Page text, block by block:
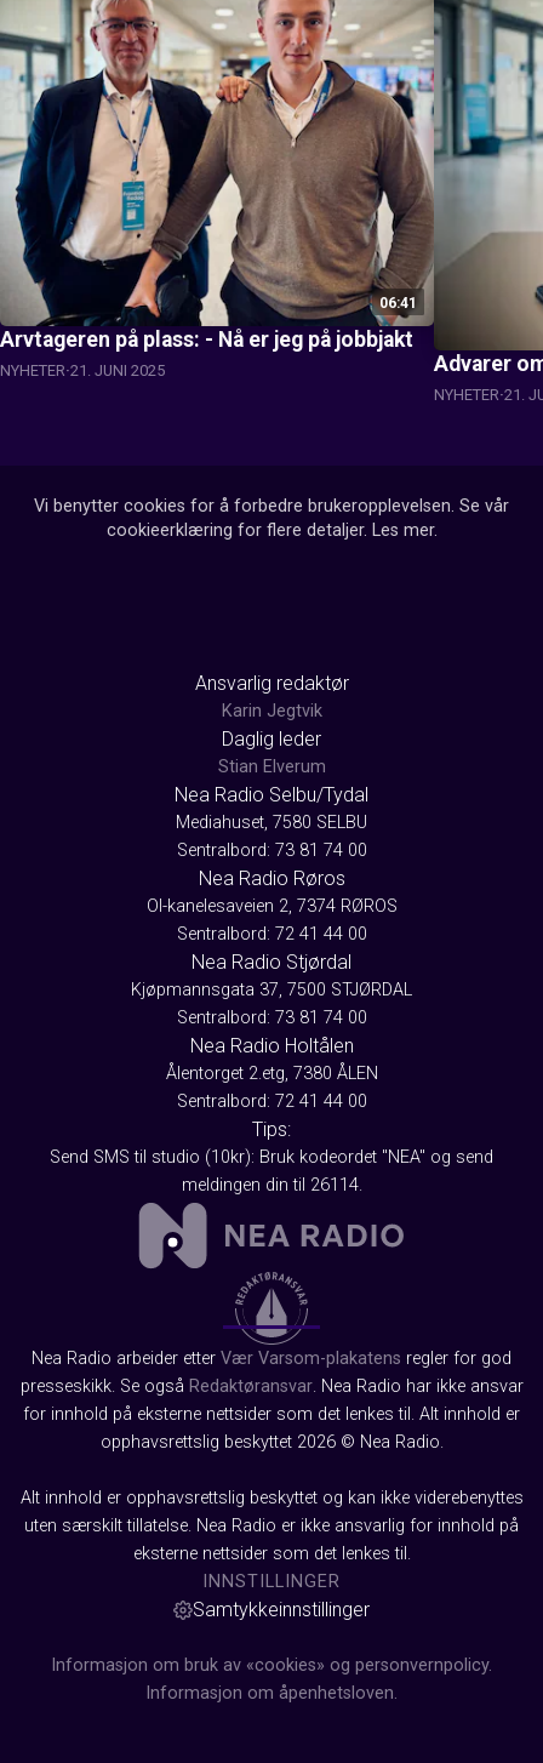
06:41
Arvtageren på plass: - Nå er jeg på jobbjakt
NYHETER 21. JUNI 2025 Advarer
NYHETER 21.
Vi benytter cookies for å forbedre brukeropplevelsen. Se vår
cookieerklæring for flere detaljer. Les mer.
Ansvarlig redaktør
Karin Jegtvik
Daglig leder
Stian Elverum
Nea Radio Selbu/Tydal
Mediahuset, 7580 SELBU
Sentralbord: 73 81 74 00
Nea Radio Røros
Ol-kanelesaveien 2, 7374 RØROS
Sentralbord: 72 41 44 00
Nea Radio Stjørdal
Kjøpmannsgata 37, 7500 STJØRDAL
Sentralbord: 73 81 74 00
Nea Radio Holtålen
Ålentorget 2.etg, 7380 ÅLEN
Sentralbord: 72 41 44 00
Tips:
Send SMS til studio (10kr): Bruk kodeordet "NEA" og send
meldingen din til 26114.
Nea Radio arbeider etter Vær Varsom-plakatens regler for god
presseskikk. Se også Redaktøransvar. Nea Radio har ikke ansvar
for innhold på eksterne nettsider som det lenkes til. Alt innhold er
opphavsrettslig beskyttet 2026 © Nea Radio.
Alt innhold er opphavsrettslig beskyttet og kan ikke viderebenyttes
uten særskilt tillatelse. Nea Radio er ikke ansvarlig for innhold på
eksterne nettsider som det lenkes til.
INNSTILLINGER
Samtykkeinnstillinger
Informasjon om bruk av «cookies» og personvernpolicy.
Informasjon om åpenhetsloven.